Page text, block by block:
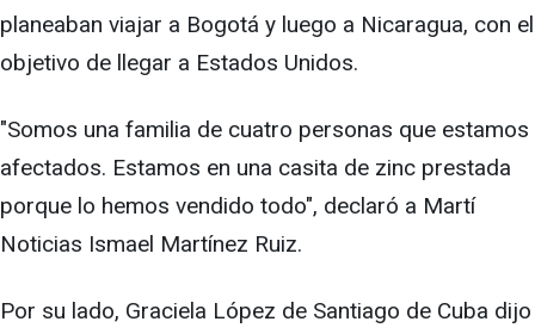
planeaban viajar a Bogotá y luego a Nicaragua, con el
objetivo de llegar a Estados Unidos.
"Somos una familia de cuatro personas que estamos
afectados. Estamos en una casita de zinc prestada
porque lo hemos vendido todo", declaró a Martí
Noticias Ismael Martínez Ruiz.
Por su lado, Graciela López de Santiago de Cuba dijo